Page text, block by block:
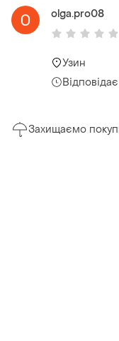
olga.pro08
Узин
Захищаємо